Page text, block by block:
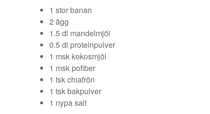
1 stor banan
2 ägg
1.5 dl mandelmjöl
0.5 dl proteinpulver
1 msk kokosmjöl
1 msk pofiber
1 tsk chiafrön
1 tsk bakpulver
1 nypa salt